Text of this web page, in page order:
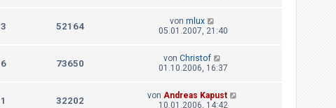
3 52164 vonmlux
05.01.2007, 21:40
6 73650 vonChristof
01.10.2006, 16:37
1 32202 vonAndreas Kapust
10.01.2006, 14:42